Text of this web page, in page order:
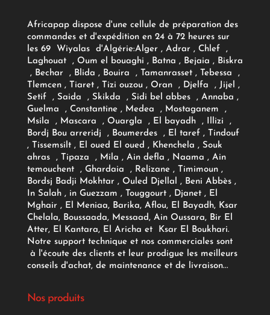
Africapap dispose d'une cellule de préparation des
commandes et d'expédition en 24 à 72 heures sur
les 69 Wiyalas d'Algérie:Alger , Adrar, Chlef ,
Laghouat , Oum el bouaghi , Batna , Bejaia , Biskra
, Bechar , Blida , Bouira , Tamanrasset , Tebessa ,
Tlemcen , Tiaret , Tizi ouzou , Oran , Djelfa , Jijel ,
Setif , Saida , Skikda , Sidi bel abbes , Annaba ,
Guelma , Constantine , Medea , Mostaganem ,
Msila , Mascara , Ouargla , El bayadh , Illizi ,
Bordj Bou arreridj , Boumerdes , El taref , Tindouf
, Tissemsilt , El oued El oued , Khenchela , Souk
ahras , Tipaza , Mila , Ain defla , Naama , Ain
temouchent , Ghardaia , Relizane , Timimoun ,
Bordsj Badji Mokhtar , Ouled Djellal , Beni Abbès ,
In Salah , in Guezzam , Touggourt , Djanet , El
Mghair , El Meniaa, Barika, Aflou, El Bayadh, Ksar
Chelala, Boussaada, Messaad, Ain Oussara, Bir El
Atter, El Kantara, El Aricha et Ksar El Boukhari.
Notre support technique et nos commerciales sont
à l'écoute des clients et leur prodigue les meilleurs
conseils d'achat, de maintenance et de livraison...
Nos produits